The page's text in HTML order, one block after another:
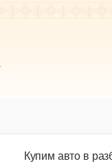
Купим авто в раз